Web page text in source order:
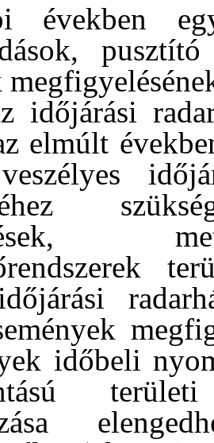
években
időjárási
elmúlt
időbeli